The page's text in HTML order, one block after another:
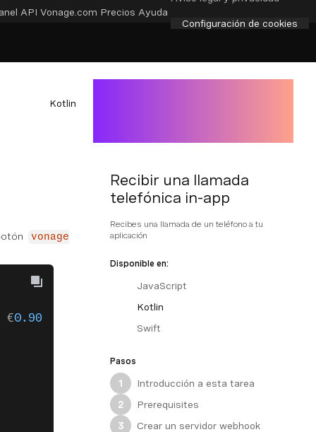
API Vonage.com Precios Ayuda
Configuración de cookies
Kotlin
vonage
€0.90
Recibir una llamada
telefónica in-app
Recibes una llamada de un teléfono a tu
aplicación
Disponible en:
JavaScript
Kotlin
Swift
Pasos
1
Introducción a esta tarea
2
Prerequisites
3
Crear un servidor webhook